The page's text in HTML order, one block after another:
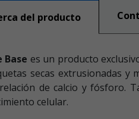
del producto
Base es un producto
secas extrusionadas
de calcio y fósforo.
celular.